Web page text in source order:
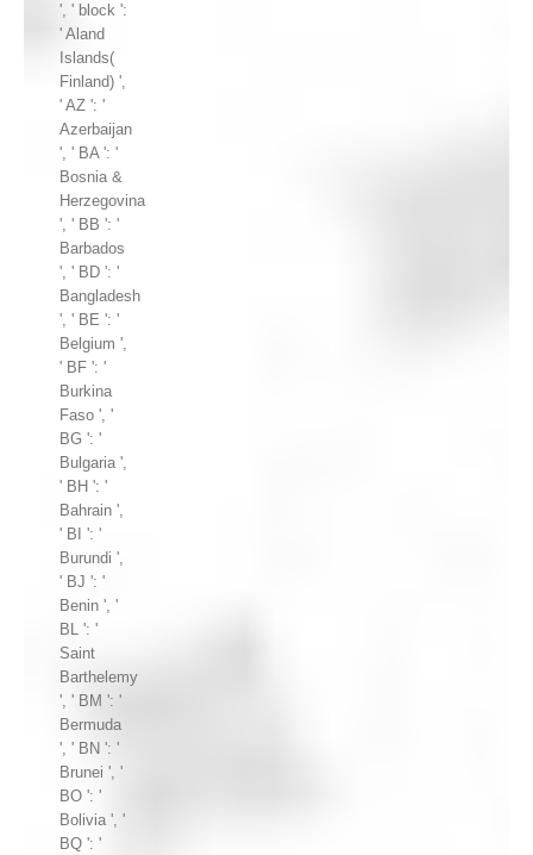
', ' block ':
' Aland
Islands(
Finland) ',
' AZ ': '
Azerbaijan
', ' BA ': '
Bosnia &
Herzegovina
', ' BB ': '
Barbados
', ' BD ': '
Bangladesh
', ' BE ': '
Belgium ',
' BF ': '
Burkina
Faso ', '
BG ': '
Bulgaria ',
' BH ': '
Bahrain ',
' BI ': '
Burundi ',
' BJ ': '
Benin ', '
BL ': '
Saint
Barthelemy
', ' BM ': '
Bermuda
', ' BN ': '
Brunei ', '
BO ': '
Bolivia ', '
BQ ': '